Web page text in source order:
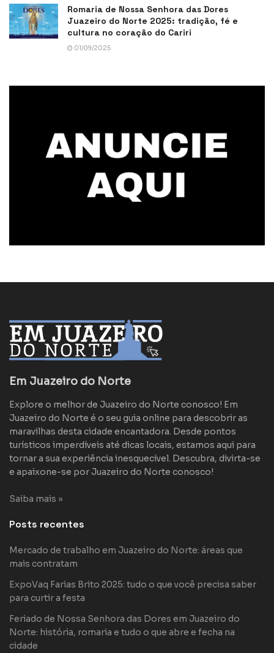
Romaria de Nossa Senhora das Dores
Juazeiro do Norte 2025: tradição, fé e
cultura no coração do Cariri
01/09/2025
Em Juazeiro do Norte
Explore o melhor de Juazeiro do Norte conosco! Em
Juazeiro do Norte é o seu guia online para descobrir as
maravilhas desta cidade encantadora. Desde pontos
turísticos imperdíveis até dicas locais, estamos aqui para
tornar a sua experiência inesquecível. Descubra, divirta-se
e apaixone-se por Juazeiro do Norte conosco!
Saiba mais »
Posts recentes
Mercado de trabalho em Juazeiro do Norte: áreas que
mais contratam
ExpoVaq Farias Brito 2025: tudo o que você precisa saber
para curtir a festa
Feriado de Nossa Senhora das Dores em Juazeiro do
Norte: história, romaria e tudo o que abre e fecha na
cidade